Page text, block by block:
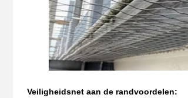
Veiligheidsnet aan de randvoordelen: